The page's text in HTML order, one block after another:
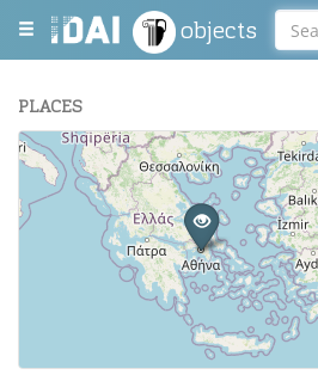
objects
PLACES
+
−
| Maps and Data ©